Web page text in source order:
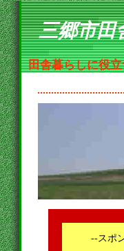
三郷市田
田舎暮らしに役
--スポ